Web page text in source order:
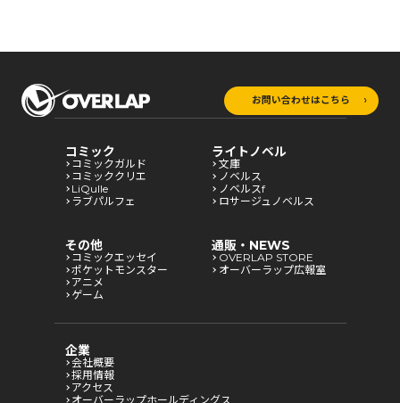
お問い合わせはこちら
コミック
コミックガルド
コミッククリエ
LiQulle
ラブパルフェ
ライトノベル
文庫
ノベルス
ノベルスf
ロサージュノベルス
その他
コミックエッセイ
ポケットモンスター
アニメ
ゲーム
通販・NEWS
OVERLAP STORE
オーバーラップ広報室
企業
会社概要
採用情報
アクセス
オーバーラップホールディングス